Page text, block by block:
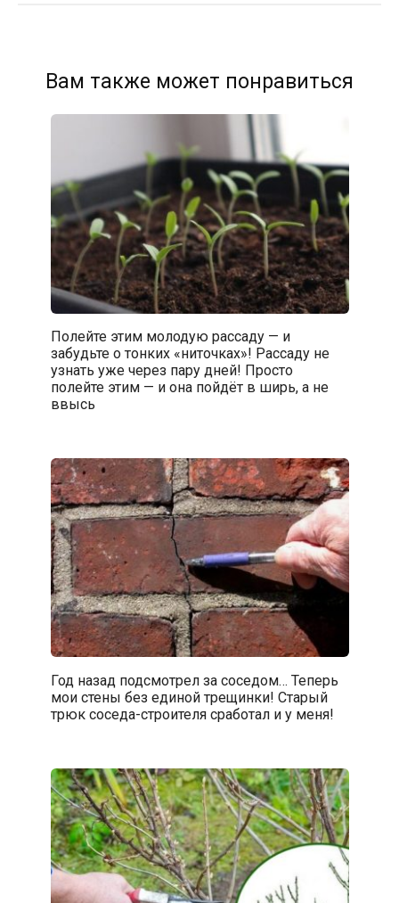
Вам также может понравиться
Полейте этим молодую рассаду — и
забудьте о тонких «ниточках»! Рассаду не
узнать уже через пару дней! Просто
полейте этим — и она пойдёт в ширь, а не
ввысь
Год назад подсмотрел за соседом… Теперь
мои стены без единой трещинки! Старый
трюк соседа-строителя сработал и у меня!